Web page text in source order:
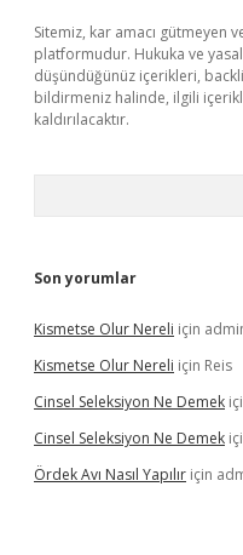
Sitemiz, kar amacı gütmeyen
platformudur. Hukuka ve
düşündüğünüz içerikleri,
bildirmeniz halinde, ilgili
kaldırılacaktır.
Son yorumlar
Kismetse Olur Nereli için
Kismetse Olur Nereli için Reis
Cinsel Seleksiyon Ne Demek
Cinsel Seleksiyon Ne Demek
Ördek Avı Nasıl Yapılır için